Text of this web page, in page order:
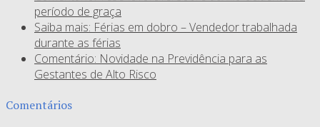
período de graça
Saiba mais: Férias em dobro – Vendedor trabalhada
durante as férias
Comentário: Novidade na Previdência para as
Gestantes de Alto Risco
Comentários